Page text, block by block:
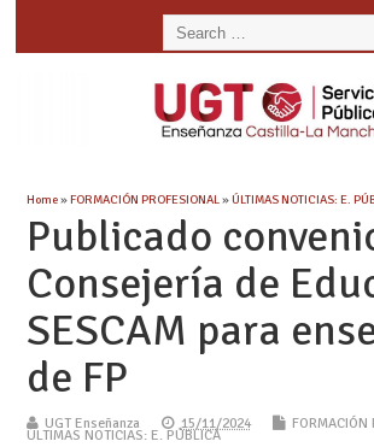
Home»FORMACIÓN PROFESIONAL»ÚLTIMAS NOTICIAS: E.
Publicado
Consejería de
SESCAM para
de FP
UGT Enseñanza 15/11/2024 FORMACIÓN
ÚLTIMAS NOTICIAS: E. PÚBLICA